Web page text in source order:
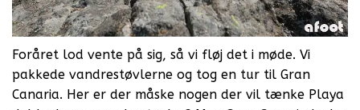
Foråret lod vente på sig, så vi fløj det i møde. Vi
pakkede vandrestøvlerne og tog en tur til Gran
Canaria. Her er der måske nogen der vil tænke Playa